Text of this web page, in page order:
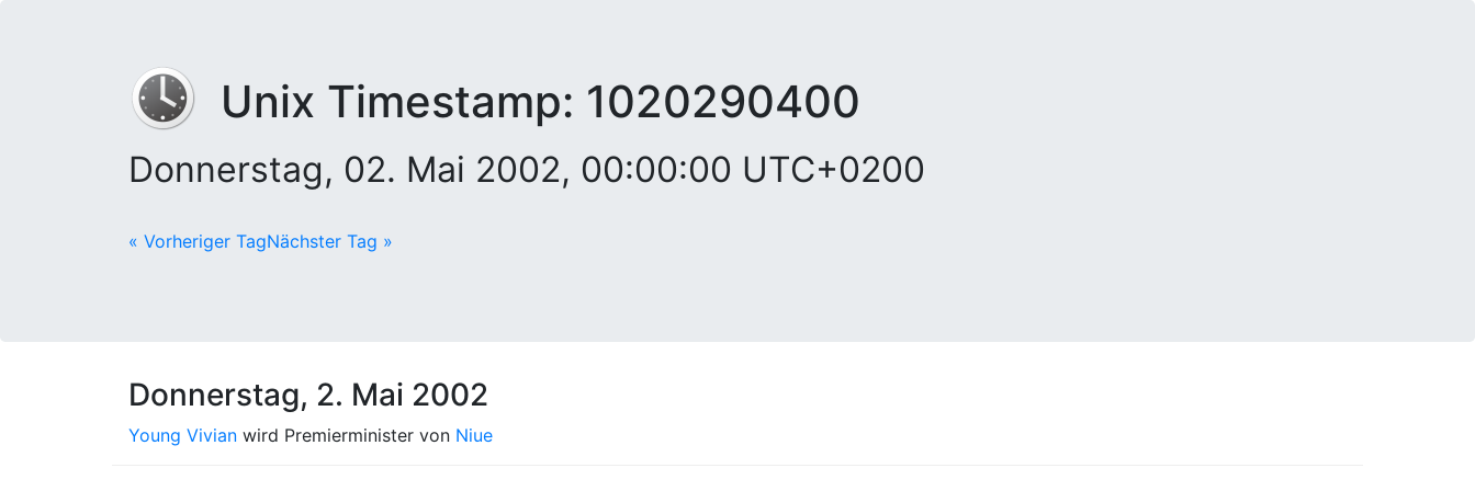
Unix Timestamp: 1020290400
Donnerstag, 02. Mai 2002, 00:00:00 UTC+0200
« Vorheriger TagNächster Tag »
Donnerstag, 2. Mai 2002
Young Vivian wird Premierminister von Niue